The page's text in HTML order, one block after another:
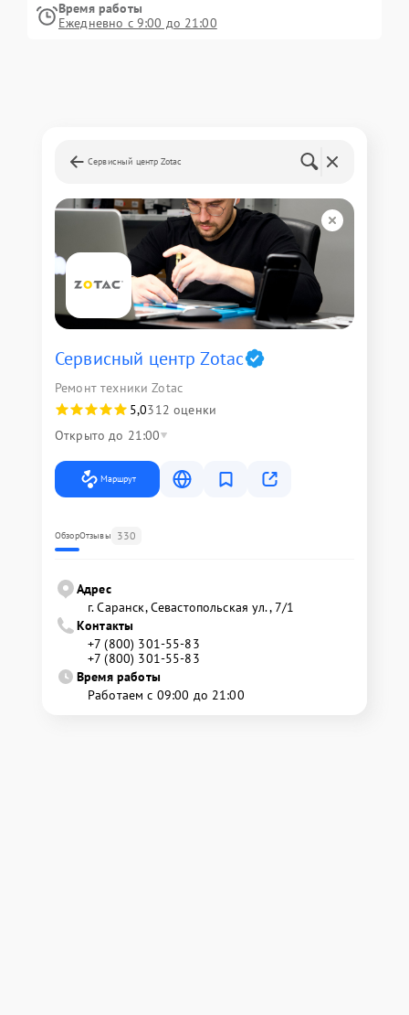
Время работы
Ежедневно с 9:00 до 21:00
Сервисный центр Zotac
Сервисный центр Zotac
Ремонт техники Zotac
5,0312 оценки
Открыто до 21:00
Маршрут
ОбзорОтзывы 330
Адрес
г. Саранск, Севастопольская ул., 7/1
Контакты
+7 (800) 301-55-83
+7 (800) 301-55-83
Время работы
Работаем с 09:00 до 21:00